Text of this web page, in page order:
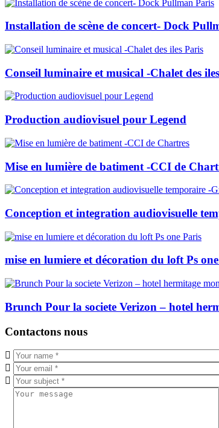
Installation de scène de concert- Dock
Conseil luminaire et musical -Chalet des
Production audiovisuel pour Legend
Mise en lumière de batiment -CCI de
Conception et integration audiovisuelle
mise en lumiere et décoration du loft Ps
Brunch Pour la societe Verizon – hotel
Contactons nous